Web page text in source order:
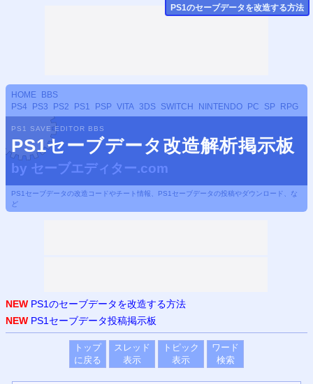
HOME
BBS
PS4
PS3 PS2 PS1 PSP VITA 3DS SWITCH NINTENDO PC SP RPG
PS1 SAVE EDITOR BBS
PS1セーブデータ改造解析掲示板
by セーブエディター.com
PS1セーブデータの改造コードやチート情報、PS1セーブデータの投稿やダウンロード、な
ど
NEW PS1のセーブデータを改造する方法
NEW PS1セーブデータ投稿掲示板
トップ
に戻る
スレッド
表示
トピック
表示
ワード
検索
PS1のセーブデータを改造する方法